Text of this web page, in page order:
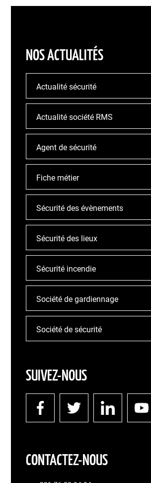
NOS ACTUALITÉS
Actualité sécurité
Actualité société RMS
Agent de sécurité
Fiche métier
Sécurité des évènements
Sécurité des lieux
Sécurité incendie
Société de gardiennage
Société de sécurité
SUIVEZ-NOUS
CONTACTEZ-NOUS